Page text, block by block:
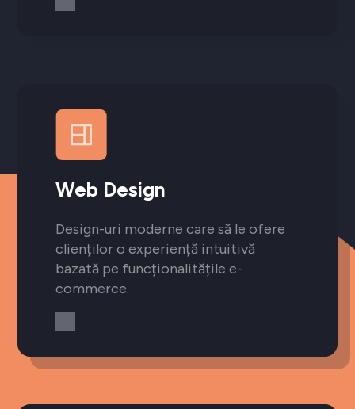
Web Design
Design-uri moderne care să le ofere
clienților o experiență intuitivă
bazată pe funcționalitățile e-
commerce.